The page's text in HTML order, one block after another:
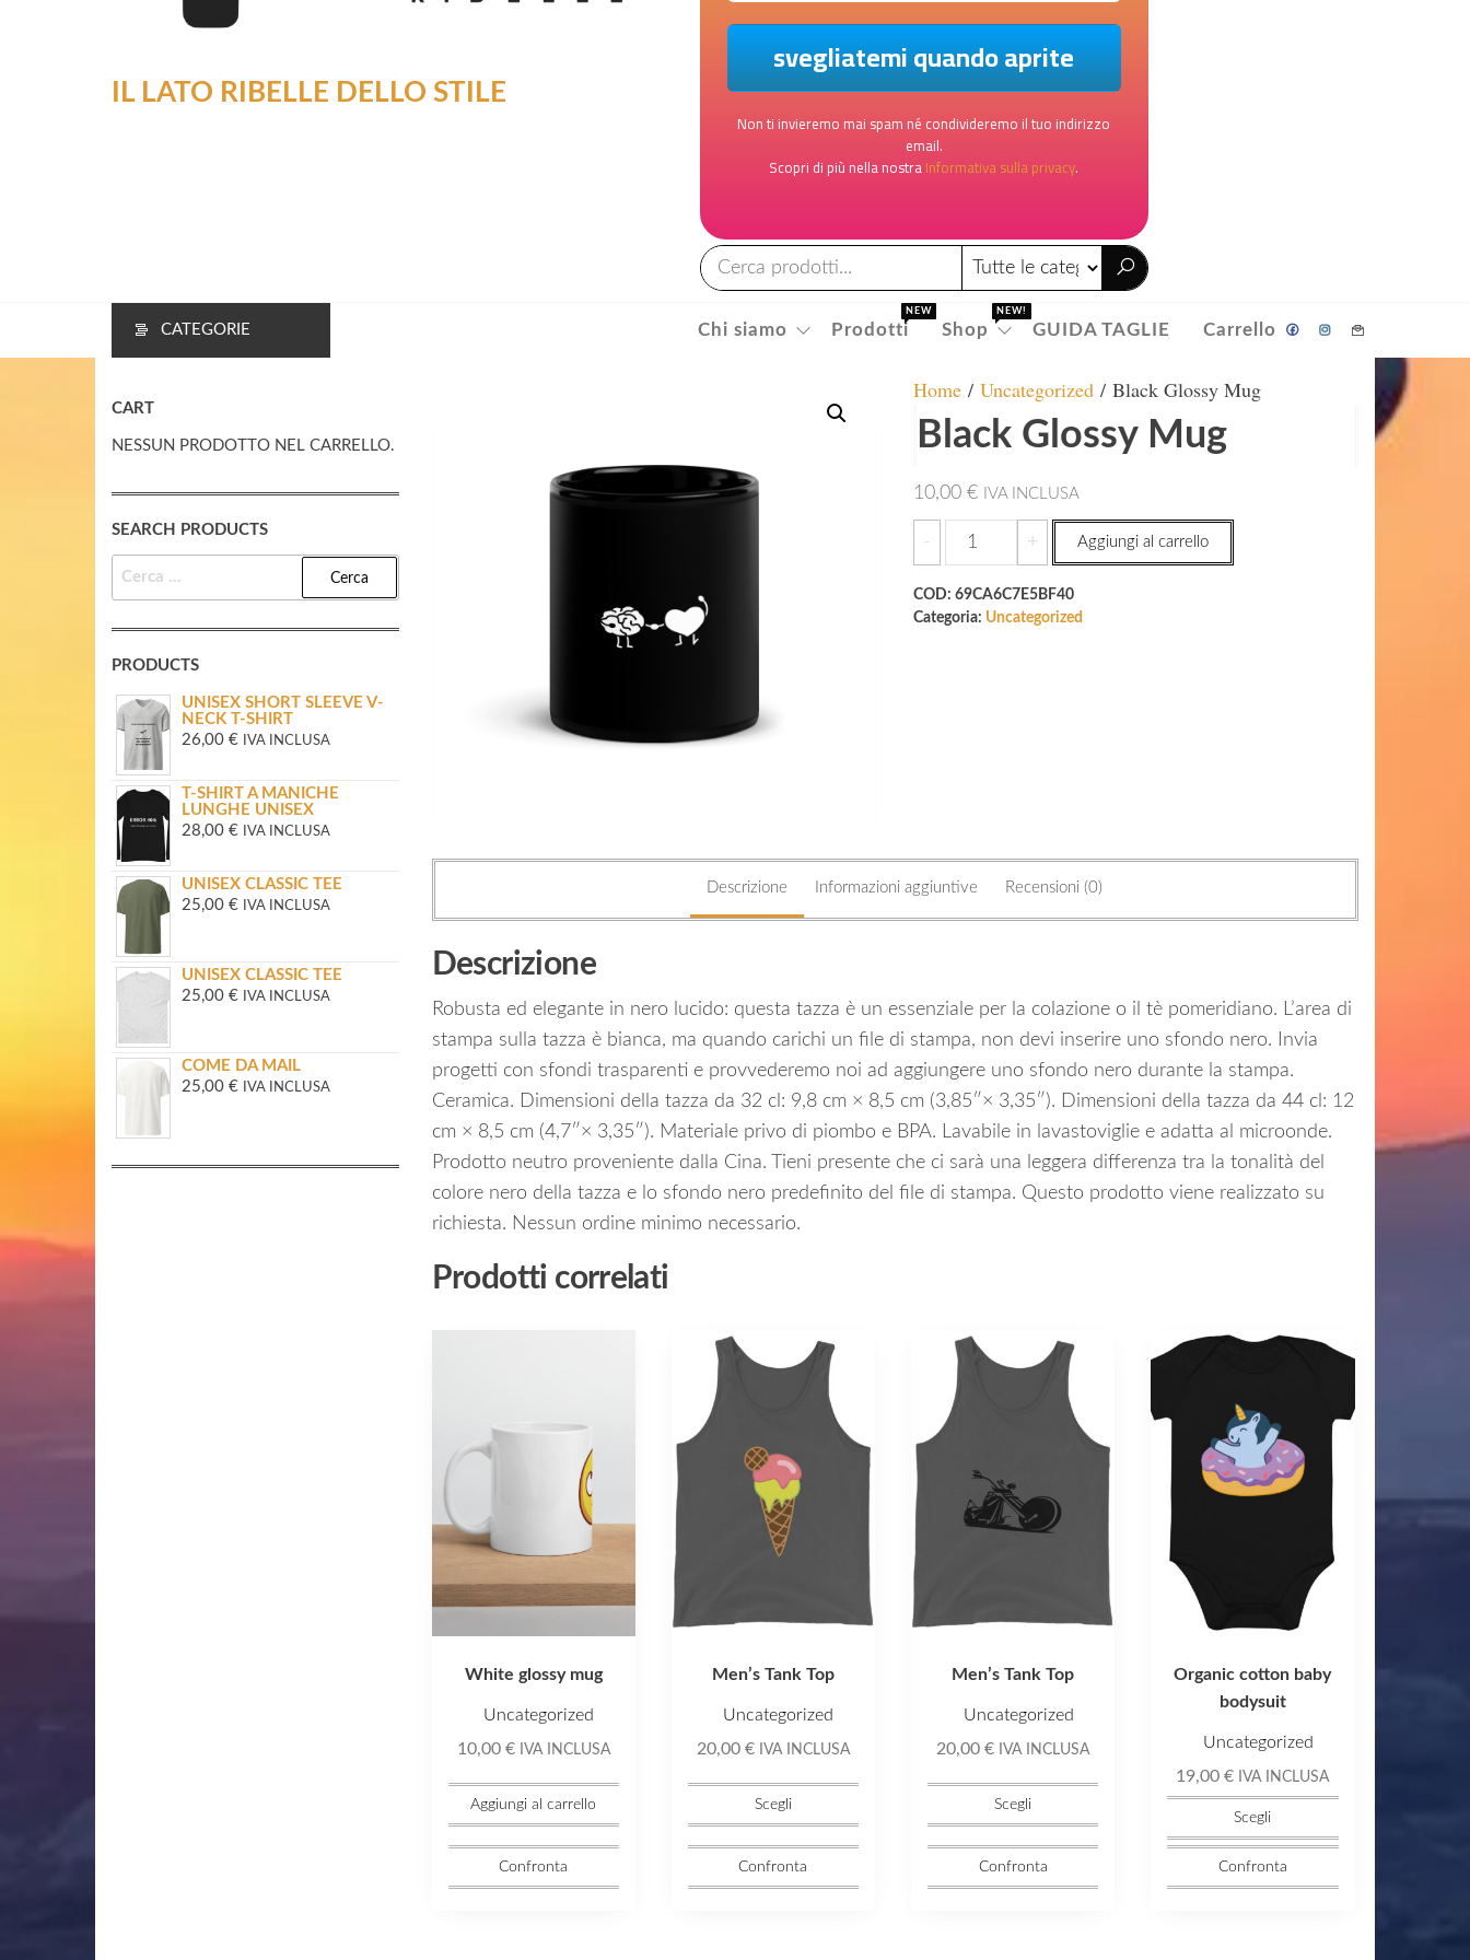
IL LATO RIBELLE DELLO STILE
Non ti invieremo mai spam né condivideremo il tuo indirizzo
email.
Scopri di più nella nostraInformativa sulla privacy.
CATEGORIE Chi siamo Prodotti
NEW
Shop
NEW!
GUIDA TAGLIE Carrello
Home /Uncategorized / Black Glossy Mug
Black Glossy Mug
10,00€ IVA INCLUSA
-
Black
Glossy
Mug
quantità
+ Aggiungi al carrello
COD:69CA6C7E5BF40
Categoria: Uncategorized
Descrizione Informazioni aggiuntive Recensioni (0)
Descrizione
Robusta ed elegante in nero lucido: questa tazza è un essenziale per la colazione o il tè pomeridiano. L’area di
stampa sulla tazza è bianca, ma quando carichi un file di stampa, non devi inserire uno sfondo nero. Invia
progetti con sfondi trasparenti e provvederemo noi ad aggiungere uno sfondo nero durante la stampa.
Ceramica. Dimensioni della tazza da 32 cl: 9,8 cm × 8,5 cm (3,85″× 3,35″). Dimensioni della tazza da 44 cl: 12
cm × 8,5 cm (4,7″× 3,35″). Materiale privo di piombo e BPA. Lavabile in lavastoviglie e adatta al microonde.
Prodotto neutro proveniente dalla Cina. Tieni presente che ci sarà una leggera differenza tra la tonalità del
colore nero della tazza e lo sfondo nero predefinito del file di stampa. Questo prodotto viene realizzato su
richiesta. Nessun ordine minimo necessario.
Prodotti correlati
White glossy mug
Uncategorized
10,00 € IVA INCLUSA
Aggiungi al carrello
Confronta
Men’s Tank Top
Uncategorized
20,00 € IVA INCLUSA
Scegli
Questo
prodotto
più
varianti.
Le
possono
scelte
pagina
prodotto
Confronta
Men’s Tank Top
Uncategorized
20,00€ IVA INCLUSA
Scegli
Questo
prodotto
più
varianti.
Le
opzioni
possono
scelte
pagina
prodotto
Confronta
Organic cotton baby
bodysuit
Uncategorized
19,00€ IVA INCLUSA
Scegli
Questo
varianti.
opzioni
possono
essere
pagina
prodotto
Confronta
CART
NESSUN PRODOTTO NEL CARRELLO.
SEARCH PRODUCTS
RICERCA
PRODUCTS
UNISEX SHORT SLEEVE V-
NECK T-SHIRT
26,00 € IVA INCLUSA
T-SHIRT A MANICHE
LUNGHE UNISEX
28,00 € IVA INCLUSA
UNISEX CLASSIC TEE
25,00 € IVA INCLUSA
UNISEX CLASSIC TEE
25,00 € IVA INCLUSA
COME DA MAIL
25,00 € IVA INCLUSA